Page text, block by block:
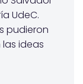
UdeC.
pudieron
ideas